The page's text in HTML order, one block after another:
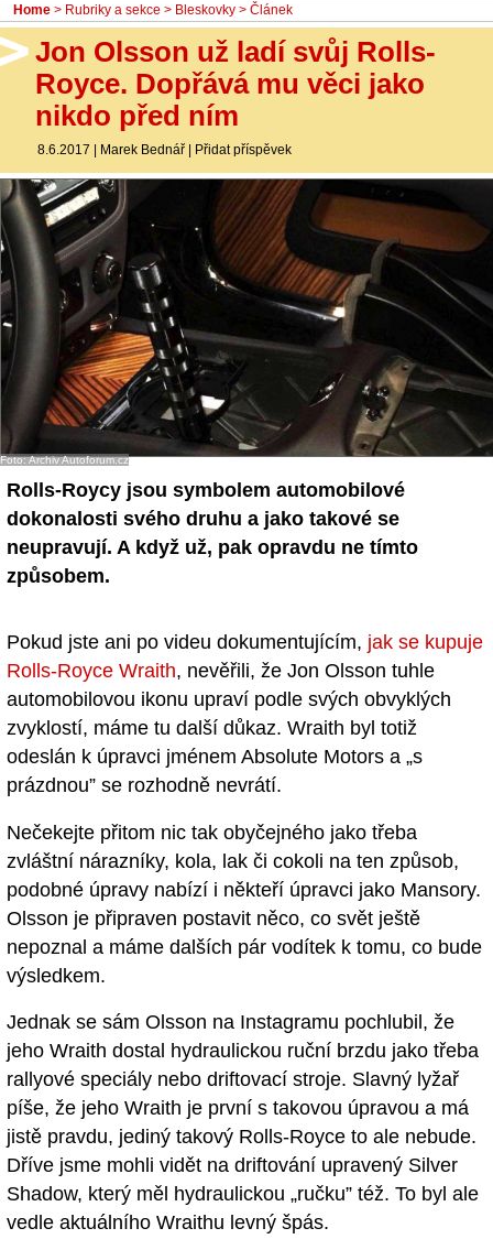
Home > Rubriky a sekce > Bleskovky > Článek
Jon Olsson už ladí svůj Rolls-
Royce. Dopřává mu věci jako
nikdo před ním
8.6.2017 | Marek Bednář | Přidat příspěvek
Foto: Archiv Autoforum.cz
Rolls-Roycy jsou symbolem automobilové
dokonalosti svého druhu a jako takové se
neupravují. A když už, pak opravdu ne tímto
způsobem.
Pokud jste ani po videu dokumentujícím, jak se kupuje
Rolls-Royce Wraith, nevěřili, že Jon Olsson tuhle
automobilovou ikonu upraví podle svých obvyklých
zvyklostí, máme tu další důkaz. Wraith byl totiž
odeslán k úpravci jménem Absolute Motors a „s
prázdnou” se rozhodně nevrátí.
Nečekejte přitom nic tak obyčejného jako třeba
zvláštní nárazníky, kola, lak či cokoli na ten způsob,
podobné úpravy nabízí i někteří úpravci jako Mansory.
Olsson je připraven postavit něco, co svět ještě
nepoznal a máme dalších pár vodítek k tomu, co bude
výsledkem.
Jednak se sám Olsson na Instagramu pochlubil, že
jeho Wraith dostal hydraulickou ruční brzdu jako třeba
rallyové speciály nebo driftovací stroje. Slavný lyžař
píše, že jeho Wraith je první s takovou úpravou a má
jistě pravdu, jediný takový Rolls-Royce to ale nebude.
Dříve jsme mohli vidět na driftování upravený Silver
Shadow, který měl hydraulickou „ručku” též. To byl ale
vedle aktuálního Wraithu levný špás.